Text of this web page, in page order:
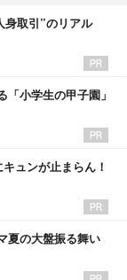
身取引”のリアル
小学生の甲子園」
ュンが止まらん！
夏の大盤振る舞い